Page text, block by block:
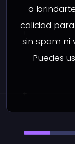
a
calidad
sin spam ni
Puedes